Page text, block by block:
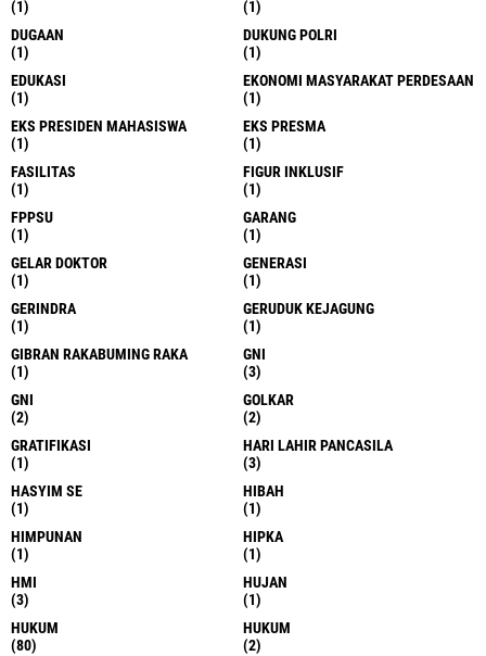
(1)
(1)
DUGAAN
(1)
DUKUNG POLRI
(1)
EDUKASI
(1)
EKONOMI MASYARAKAT PERDESAAN
(1)
EKS PRESIDEN MAHASISWA
(1)
EKS PRESMA
(1)
FASILITAS
(1)
FIGUR INKLUSIF
(1)
FPPSU
(1)
GARANG
(1)
GELAR DOKTOR
(1)
GENERASI
(1)
GERINDRA
(1)
GERUDUK KEJAGUNG
(1)
GIBRAN RAKABUMING RAKA
(1)
GNI
(3)
GNI
(2)
GOLKAR
(2)
GRATIFIKASI
(1)
HARI LAHIR PANCASILA
(3)
HASYIM SE
(1)
HIBAH
(1)
HIMPUNAN
(1)
HIPKA
(1)
HMI
(3)
HUJAN
(1)
HUKUM
(80)
HUKUM
(2)